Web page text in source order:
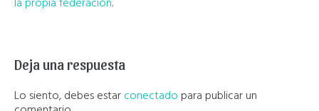
Deja una respuesta
Lo siento, debes estarconectado para publicar un